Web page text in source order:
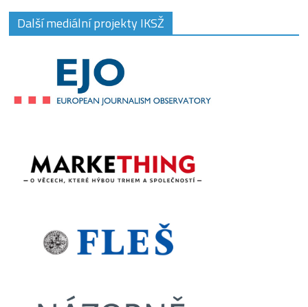
Další mediální projekty IKSŽ